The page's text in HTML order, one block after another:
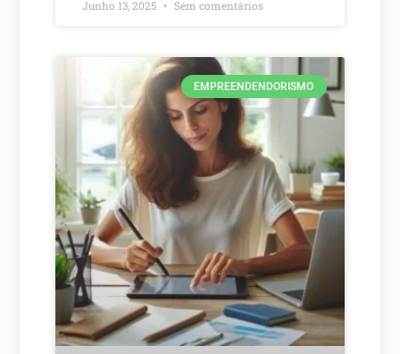
Junho 13, 2025 Sem comentários
EMPREENDENDORISMO